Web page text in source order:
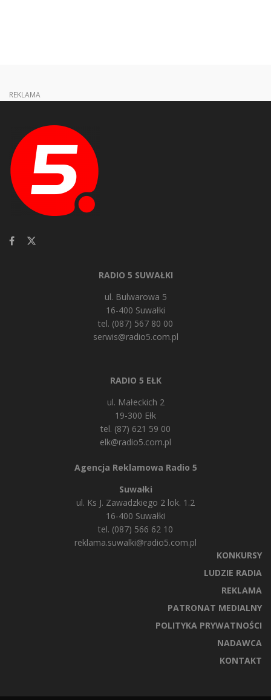
REKLAMA
RADIO 5 SUWAŁKI
ul. Bulwarowa 5
16-400 Suwałki
tel. (087) 567 80 00
serwis@radio5.com.pl
RADIO 5 EŁK
ul. Małeckich 2
19-300 Ełk
tel. (87) 621 59 00
elk@radio5.com.pl
Agencja Reklamowa Radio 5
Suwałki
ul. Ks J. Zawadzkiego 2 lok. 1.2
16-400 Suwałki
tel. (087) 566 62 10
reklama.suwalki@radio5.com.pl
KONKURSY
LUDZIE RADIA
REKLAMA
PATRONAT MEDIALNY
POLITYKA PRYWATNOŚCI
NADAWCA
KONTAKT